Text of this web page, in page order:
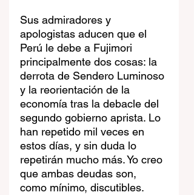
Sus admiradores y
apologistas aducen que el
Perú le debe a Fujimori
principalmente dos cosas: la
derrota de Sendero Luminoso
y la reorientación de la
economía tras la debacle del
segundo gobierno aprista. Lo
han repetido mil veces en
estos días, y sin duda lo
repetirán mucho más. Yo creo
que ambas deudas son,
como mínimo, discutibles.